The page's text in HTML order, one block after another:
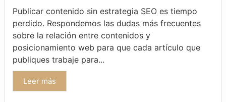
Publicar contenido sin estrategia SEO es tiempo
perdido. Respondemos las dudas más frecuentes
sobre la relación entre contenidos y
posicionamiento web para que cada artículo que
publiques trabaje para...
Leer más